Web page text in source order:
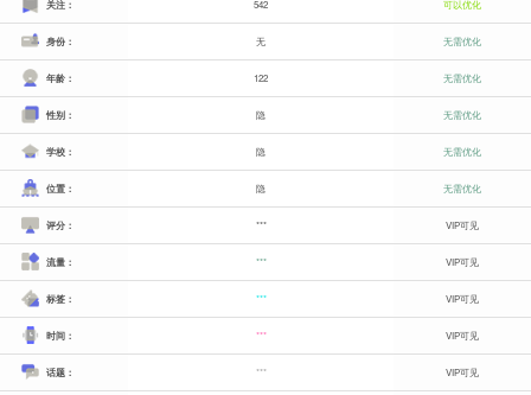
关注： 542 可以优化
身份： 无 无需优化
年龄： 122 无需优化
性别： 隐 无需优化
学校： 隐 无需优化
位置： 隐 无需优化
评分： *** VIP可见
流量： *** VIP可见
标签： *** VIP可见
时间： *** VIP可见
话题： *** VIP可见